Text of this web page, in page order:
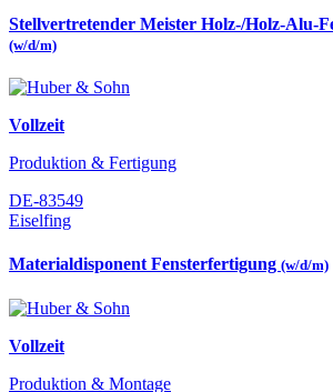
Stellvertretender Meister Holz-/Holz-Alu-
(w/d/m)
Vollzeit
Produktion & Fertigung
DE-83549
Eiselfing
Materialdisponent Fensterfertigung (w/d/m)
Vollzeit
Produktion & Montage